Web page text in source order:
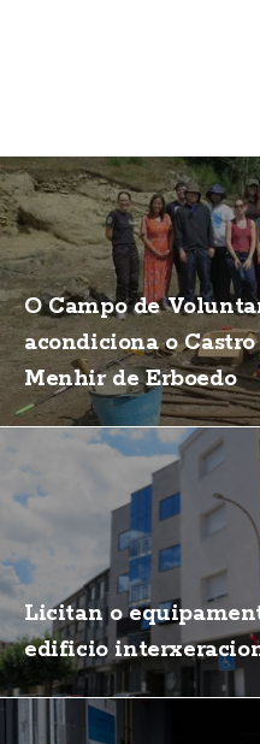
O Campo de
acondiciona o
Menhir de Erboedo
Licitan o
edificio